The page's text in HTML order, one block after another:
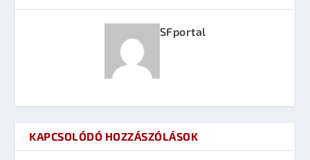
SFportal
KAPCSOLÓDÓ HOZZÁSZÓLÁSOK